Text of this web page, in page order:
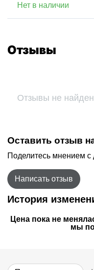
Нет в наличии
Отзывы
Отзывы не
Оставить отзыв
Поделитесь мнением с
Написать отзыв
История
Цена пока не
мы